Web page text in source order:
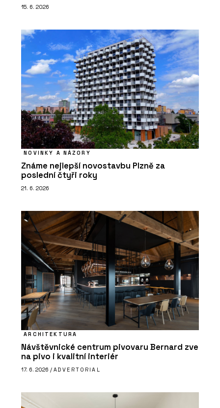
15. 6. 2026
NOVINKY A NÁZORY
Známe nejlepší novostavbu Plzně za
poslední čtyři roky
21. 6. 2026
ARCHITEKTURA
Návštěvnické centrum pivovaru Bernard zve
na pivo i kvalitní interiér
17. 6. 2026 / ADVERTORIAL